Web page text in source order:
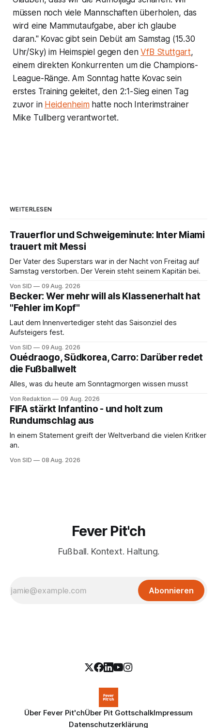
müssen noch viele Mannschaften überholen, das
wird eine Mammutaufgabe, aber ich glaube
daran." Kovac gibt sein Debüt am Samstag (15.30
Uhr/Sky) im Heimspiel gegen denVfB Stuttgart,
einem direkten Konkurrenten um die Champions-
League-Ränge. Am Sonntag hatte Kovac sein
erstes Training geleitet, den 2:1-Sieg einen Tag
zuvor in Heidenheimhatte noch Interimstrainer
Mike Tullberg verantwortet.
WEITERLESEN
Trauerflor und Schweigeminute: Inter Miami
trauert mit Messi
Der Vater des Superstars war in der Nacht von Freitag auf
Samstag verstorben. Der Verein steht seinem Kapitän bei.
Von SID 09 Aug. 2026
Becker: Wer mehr will als Klassenerhalt hat
"Fehler im Kopf"
Laut dem Innenvertediger steht das Saisonziel des
Aufsteigers fest.
Von SID 09 Aug. 2026
Ouédraogo, Südkorea, Carro: Darüber redet
die Fußballwelt
Alles, was du heute am Sonntagmorgen wissen musst
Von Redaktion 09 Aug. 2026
FIFA stärkt Infantino - und holt zum
Rundumschlag aus
In einem Statement greift der Weltverband die vielen Kritker
an.
Von SID 08 Aug. 2026
Fever Pit'ch
Fußball. Kontext. Haltung.
Abonnieren
Über Fever Pit'chÜber Pit GottschalkImpressum
Datenschutzerklärung